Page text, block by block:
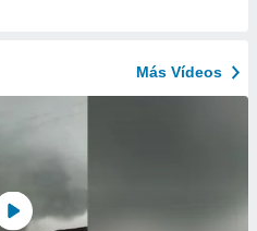
Más Vídeos